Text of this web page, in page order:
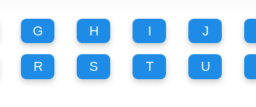
G H I J
R S T U